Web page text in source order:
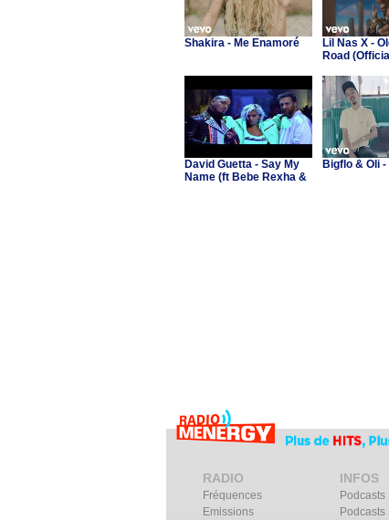
Shakira - Me Enamoré
Lil Nas X -
Road
David Guetta - Say My
Name (ft Bebe Rexha &
Bigflo & Oli
RADIO
Fréquences
Emissions
INFOS